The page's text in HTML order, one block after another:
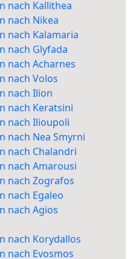
nach Kallithea
nach Nikea
nach Kalamaria
nach Glyfada
nach Acharnes
nach Volos
nach Ilion
nach Keratsini
nach Ilioupoli
nach Nea Smyrni
nach Chalandri
nach Amarousi
nach Zografos
nach Egaleo
nach Agios
nach Korydallos
nach Evosmos